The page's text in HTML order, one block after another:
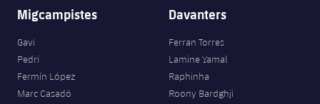
Migcampistes
Gavi
Pedri
Fermín López
Marc Casadó
Davanters
Ferran Torres
Lamine Yamal
Raphinha
Roony Bardghji